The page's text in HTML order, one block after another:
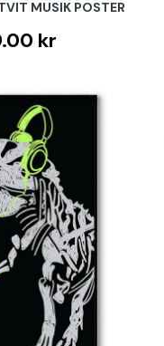
MUSIK POSTER
kr